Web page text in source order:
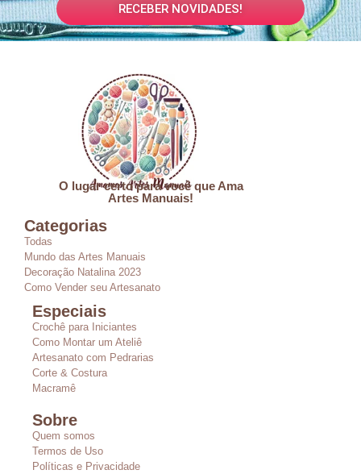
RECEBER NOVIDADES!
O lugar certo para você que Ama
Artes Manuais!
Categorias
Todas
Mundo das Artes Manuais
Decoração Natalina 2023
Como Vender seu Artesanato
Especiais
Crochê para Iniciantes
Como Montar um Ateliê
Artesanato com Pedrarias
Corte & Costura
Macramê
Sobre
Quem somos
Termos de Uso
Políticas e Privacidade